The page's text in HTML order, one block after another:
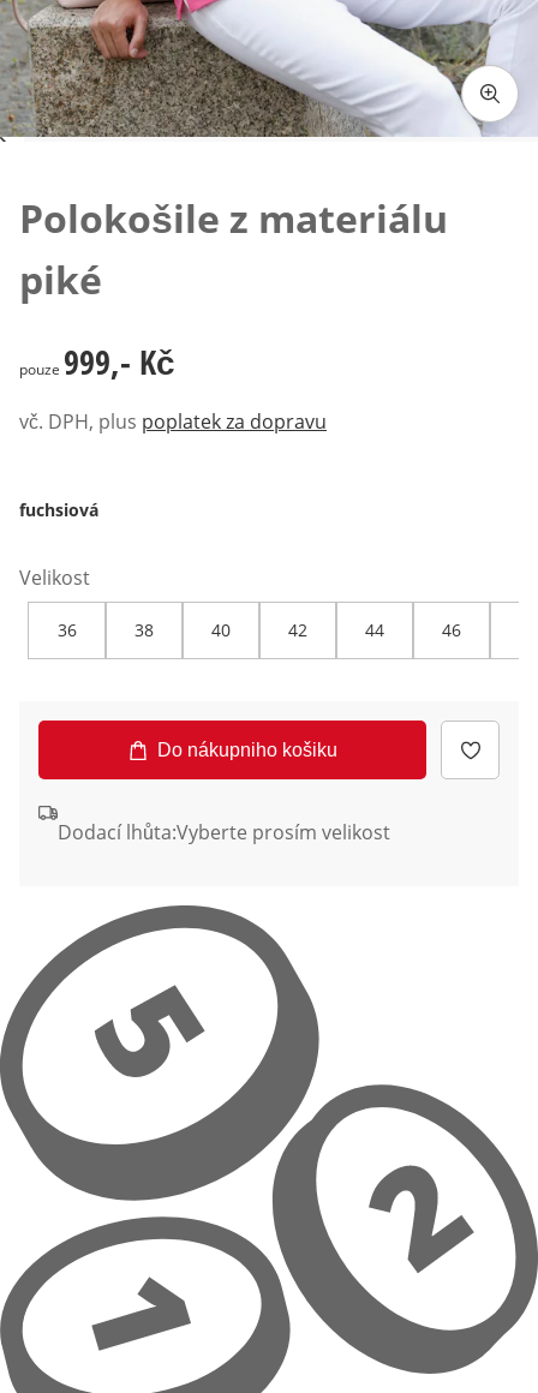
Polokošile z materiálu
piké
999,- Kč
pouze 999,- Kč
vč. DPH, plus poplatek za dopravu
fuchsiová
Velikost
36 38 40 42 44 46
Do nákupniho košiku
Dodací lhůta:Vyberte prosím velikost